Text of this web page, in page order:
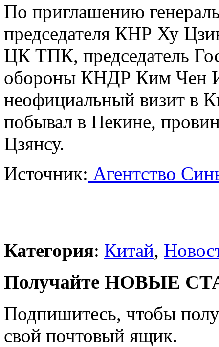
По приглашению
председателя КНР Ху
ЦК ТПК, председатель
обороны КНДР Ким Чен
неофициальный визит в
побывал в Пекине,
Цзянсу.
Источник: Агентство
Категория: Китай,
Получайте НОВЫЕ
Подпишитесь, чтобы
свой почтовый ящик.